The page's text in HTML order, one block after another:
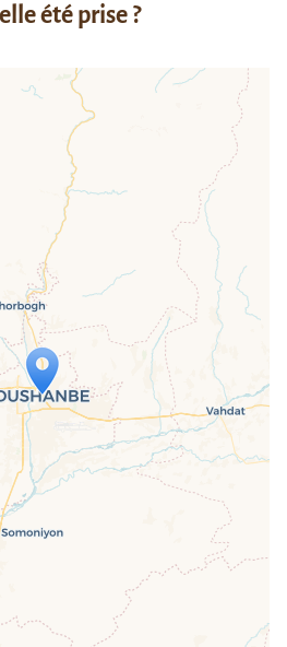
été prise ?
Map is loading...
this after your page is
leafletJS files are
missing.